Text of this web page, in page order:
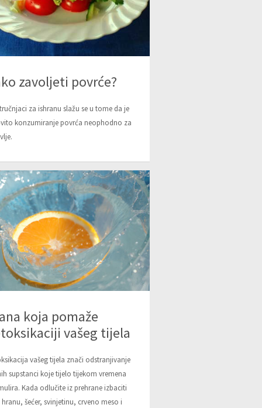
zavoljeti povrće?
za ishranu slažu se u tome da je
konzumiranje povrća neophodno za
koja pomaže
vašeg tijela
vašeg tijela znači odstranjivanje
supstanci koje tijelo tijekom vremena
Kada odlučite iz prehrane izbaciti
hranu, šećer, svinjetinu, crveno meso i